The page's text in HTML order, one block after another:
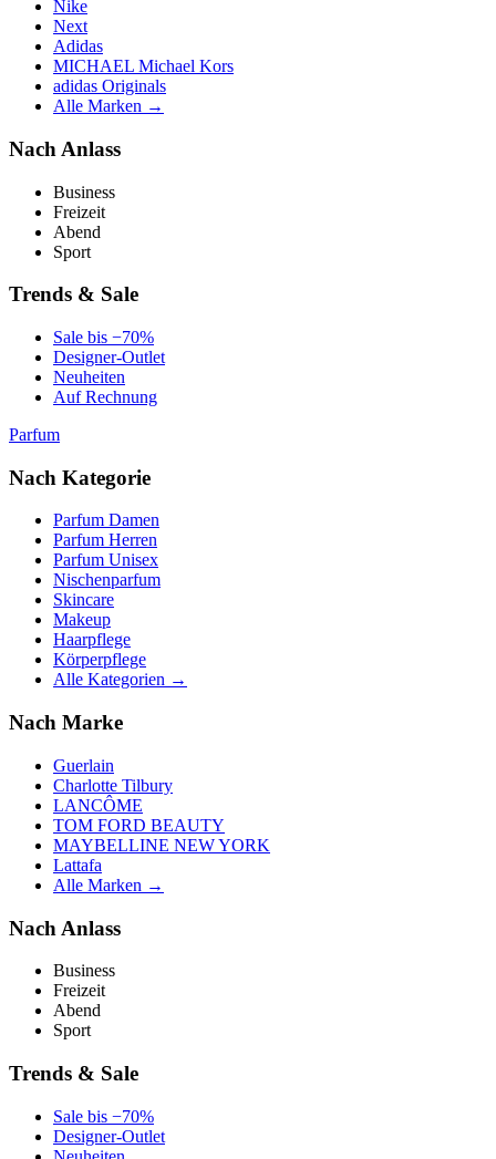
Nike
Next
Adidas
MICHAEL Michael Kors
adidas Originals
Alle Marken →
Nach Anlass
Business
Freizeit
Abend
Sport
Trends & Sale
Sale bis −70%
Designer-Outlet
Neuheiten
Auf Rechnung
Parfum
Nach Kategorie
Parfum Damen
Parfum Herren
Parfum Unisex
Nischenparfum
Skincare
Makeup
Haarpflege
Körperpflege
Alle Kategorien →
Nach Marke
Guerlain
Charlotte Tilbury
LANCÔME
TOM FORD BEAUTY
MAYBELLINE NEW YORK
Lattafa
Alle Marken →
Nach Anlass
Business
Freizeit
Abend
Sport
Trends & Sale
Sale bis −70%
Designer-Outlet